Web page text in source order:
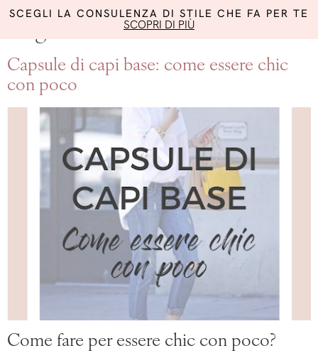
SCEGLI LA CONSULENZA DI STILE CHE FA PER TE
SCOPRI DI PIÙ
come essere chic
Capsule di capi base: come essere chic
con poco
Come fare per essere chic con poco?